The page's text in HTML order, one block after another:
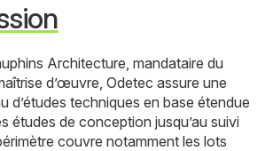
Architecture, mandataire du
d’œuvre, Odetec assure une
d’études techniques en base étendue
études de conception jusqu’au suivi
couvre notamment les lots